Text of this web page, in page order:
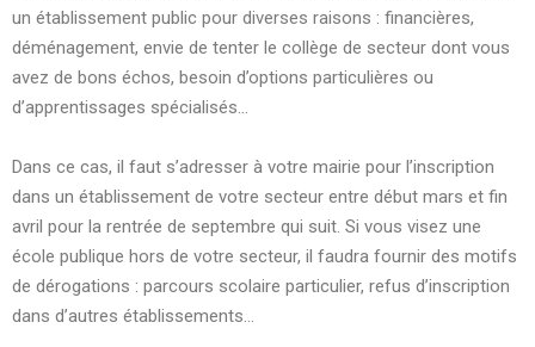
un établissement public pour diverses raisons : financières,
déménagement, envie de tenter le collège de secteur dont vous
avez de bons échos, besoin d’options particulières ou
d’apprentissages spécialisés…
Dans ce cas, il faut s’adresser à votre mairie pour l’inscription
dans un établissement de votre secteur entre début mars et fin
avril pour la rentrée de septembre qui suit. Si vous visez une
école publique hors de votre secteur, il faudra fournir des motifs
de dérogations : parcours scolaire particulier, refus d’inscription
dans d’autres établissements…